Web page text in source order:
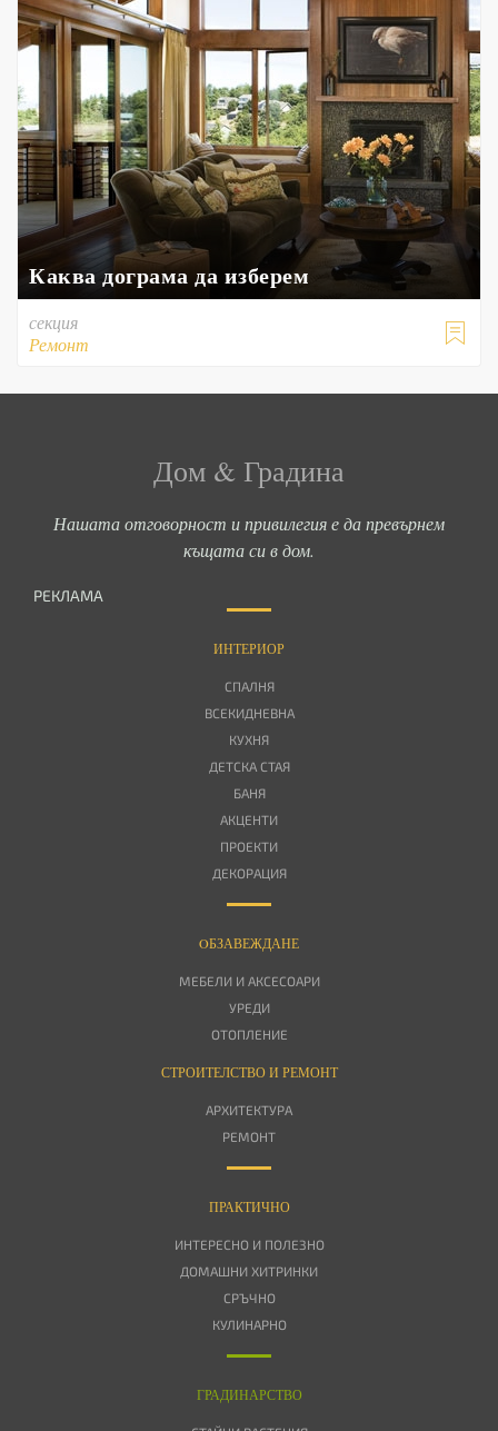
Каква дограма да изберем

секция
Ремонт
Дом & Градина
Нашата отговорност и привилегия е да превърнем
къщата си в дом.
РЕКЛАМА
ИНТЕРИОР
СПАЛНЯ
ВСЕКИДНЕВНА
КУХНЯ
ДЕТСКА СТАЯ
БАНЯ
АКЦЕНТИ
ПРОЕКТИ
ДЕКОРАЦИЯ
OБЗАВЕЖДАНЕ
МЕБЕЛИ И АКСЕСОАРИ
УРЕДИ
ОТОПЛЕНИЕ
СТРОИТЕЛСТВО И РЕМОНТ
АРХИТЕКТУРА
РЕМОНТ
ПРАКТИЧНО
ИНТЕРЕСНО И ПОЛЕЗНО
ДОМАШНИ ХИТРИНКИ
СРЪЧНО
КУЛИНАРНО
ГРАДИНАРСТВО